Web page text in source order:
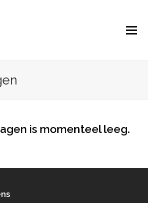
is momenteel leeg.